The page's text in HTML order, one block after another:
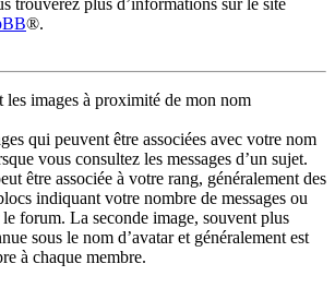
trouverez plus d’informations sur le site
®.
les images à proximité de mon nom
qui peuvent être associées avec votre nom
vous consultez les messages d’un sujet.
être associée à votre rang, généralement des
indiquant votre nombre de messages ou
forum. La seconde image, souvent plus
sous le nom d’avatar et généralement est
à chaque membre.